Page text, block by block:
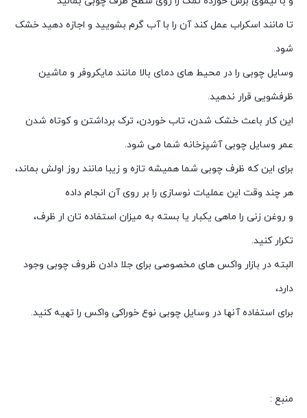
تا مانند اسکراب عمل کند آن را با آب گرم بشویید و اجازه دهید خشک
شود.
وسایل چوبی را در محیط های دمای بالا مانند مایکروفر و ماشین
ظرفشویی قرار ندهید.
این کار باعث خشک شدن، تاب خوردن، ترک برداشتن و کوتاه شدن
عمر وسایل چوبی آشپزخانه شما می شود.
برای این که ظرف چوبی شما همیشه تازه و زیبا مانند روز اولش بماند،
هر چند وقت این عملیات نوسازی را بر روی آن انجام داده
و روغن زنی را ماهی یکبار یا بسته به میزان استفاده تان ار ظرف،
تکرار کنید.
البته در بازار واکس های مخصوصی برای جلا دادن ظروف چوبی وجود
دارد،
برای استفاده آنها در وسایل چوبی نوع خوراکی واکس را تهیه کنید.
منبع :